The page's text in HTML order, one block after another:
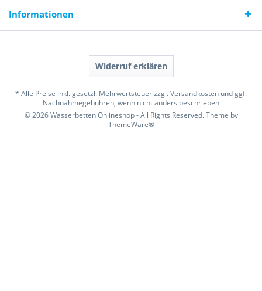
Informationen
Widerruf erklären
* Alle Preise inkl. gesetzl. Mehrwertsteuer zzgl.Versandkosten und ggf.
Nachnahmegebühren, wenn nicht anders beschrieben
© 2026 Wasserbetten Onlineshop - All Rights Reserved. Theme by
ThemeWare®